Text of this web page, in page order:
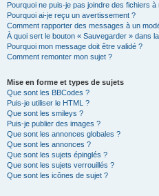
Pourquoi ne puis-je pas joindre des fichiers
Pourquoi ai-je reçu un avertissement ?
Comment rapporter des messages à un
À quoi sert le bouton « Sauvegarder » dans
Pourquoi mon message doit être validé ?
Comment remonter mon sujet ?
Mise en forme et types de sujets
Que sont les BBCodes ?
Puis-je utiliser le HTML ?
Que sont les smileys ?
Puis-je publier des images ?
Que sont les annonces globales ?
Que sont les annonces ?
Que sont les sujets épinglés ?
Que sont les sujets verrouillés ?
Que sont les icônes de sujet ?